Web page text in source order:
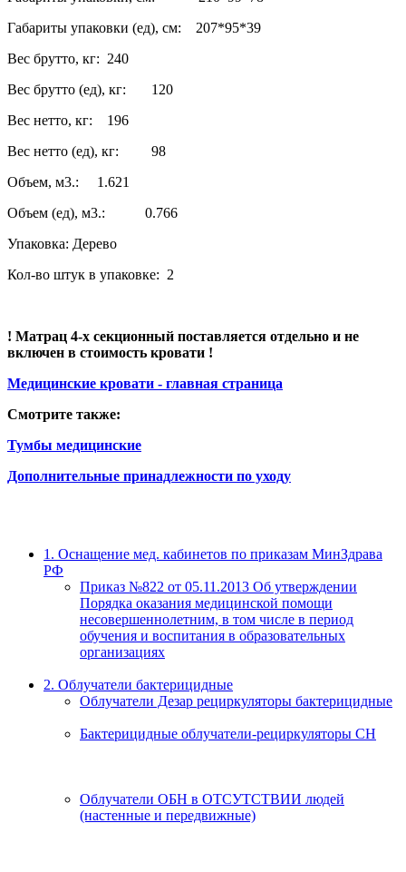
Габариты упаковки (ед), см: 207*95*39
Вес брутто, кг: 240
Вес брутто (ед), кг: 120
Вес нетто, кг: 196
Вес нетто (ед), кг: 98
Объем, м3.: 1.621
Объем (ед), м3.: 0.766
Упаковка: Дерево
Кол-во штук в упаковке: 2
! Матрац 4-х секционный поставляется отдельно и не
включен в стоимость кровати !
Медицинские кровати - главная страница
Смотрите также:
Тумбы медицинские
Дополнительные принадлежности по уходу
1. Оснащение мед. кабинетов по приказам МинЗдрава
РФ
Приказ №822 от 05.11.2013 Об утверждении
Порядка оказания медицинской помощи
несовершеннолетним, в том числе в период
обучения и воспитания в образовательных
организациях
2. Облучатели бактерицидные
Облучатели Дезар рециркуляторы бактерицидные
Бактерицидные облучатели-рециркуляторы СН
Облучатели ОБН в ОТСУТСТВИИ людей
(настенные и передвижные)